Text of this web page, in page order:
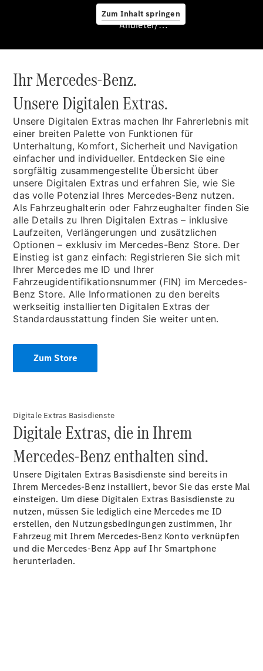
Zum Inhalt springen
Service &
Zubehör
Servicetermin
buchen
Digitale
Extras
Ladelösungen
Unterwegs
laden
Pannen- &
Unfallhilfe
Räder &
Reifen
Wartung,
Reparatur
&
Garantie
Übersicht
Reparatur
Service &
Garantie
Rückrufe
Ersatzteile
Accessories
Anbieter/Datenschutz
Ihr Mercedes-Benz.
Unsere Digitalen Extras.
Unsere Digitalen Extras machen Ihr Fahrerlebnis mit
einer breiten Palette von Funktionen für
Unterhaltung, Komfort, Sicherheit und Navigation
einfacher und individueller. Entdecken Sie eine
sorgfältig zusammengestellte Übersicht über
unsere Digitalen Extras und erfahren Sie, wie Sie
das volle Potenzial Ihres Mercedes-Benz nutzen.
Als Fahrzeughalterin oder Fahrzeughalter finden Sie
alle Details zu Ihren Digitalen Extras – inklusive
Laufzeiten, Verlängerungen und zusätzlichen
Optionen – exklusiv im Mercedes-Benz Store. Der
Einstieg ist ganz einfach: Registrieren Sie sich mit
Ihrer Mercedes me ID und Ihrer
Fahrzeugidentifikationsnummer (FIN) im Mercedes-
Benz Store. Alle Informationen zu den bereits
werkseitig installierten Digitalen Extras der
Standardausstattung finden Sie weiter unten.
Zum Store
Digitale Extras Basisdienste
Digitale Extras, die in Ihrem
Mercedes-Benz enthalten sind.
Unsere Digitalen Extras Basisdienste sind bereits in
Ihrem Mercedes-Benz installiert, bevor Sie das erste Mal
einsteigen. Um diese Digitalen Extras Basisdienste zu
nutzen, müssen Sie lediglich eine Mercedes me ID
erstellen, den Nutzungsbedingungen zustimmen, Ihr
Fahrzeug mit Ihrem Mercedes-Benz Konto verknüpfen
und die Mercedes-Benz App auf Ihr Smartphone
herunterladen.